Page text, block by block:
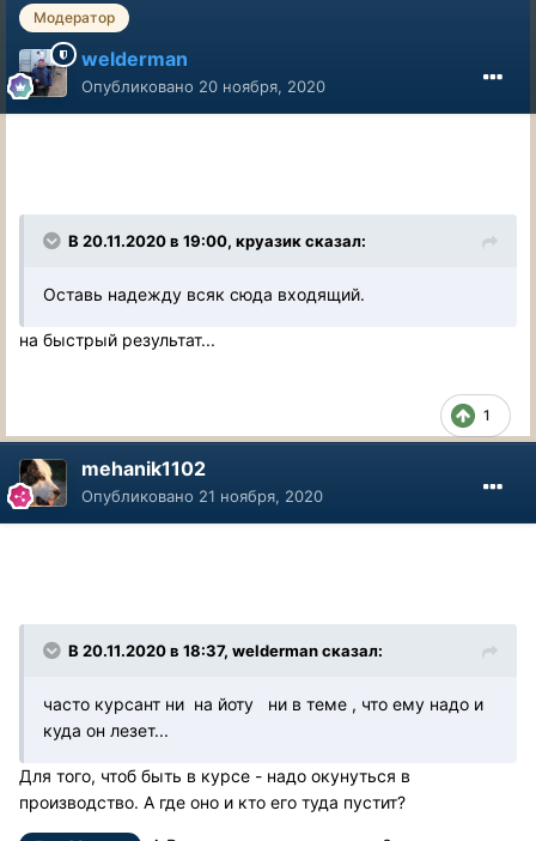
Модератор
welderman
Опубликовано 20 ноября, 2020
В 20.11.2020 в 19:00, круазик сказал:
Оставь надежду всяк сюда входящий.
на быстрый результат...
1
mehanik1102
Опубликовано 21 ноября, 2020
В 20.11.2020 в 18:37, welderman сказал:
часто курсант ни на йоту ни в теме , что ему надо и
куда он лезет...
Для того, чтоб быть в курсе - надо окунуться в
производство. А где оно и кто его туда пустит?